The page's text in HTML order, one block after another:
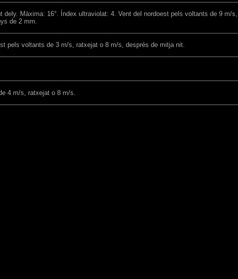
Màxima: 16°. Índex ultraviolat: 4. Vent del nordoest pels voltants de 9 m/s,
de 2 mm.
pels voltants de 3 m/s, ratxejat o 8 m/s, després de mitja nit.
4 m/s, ratxejat o 8 m/s.